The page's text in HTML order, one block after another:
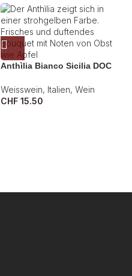
Anthìlia Bianco Sicilia DOC
Weisswein, Italien, Wein
CHF 15.50